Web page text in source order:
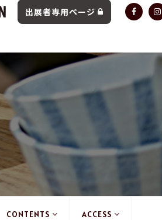
出展者専用ページ
CONTENTS ACCESS